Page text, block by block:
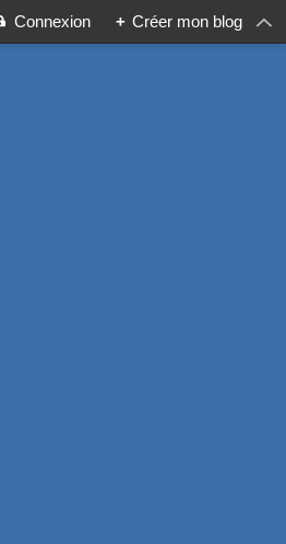
Connexion + Créer mon blog